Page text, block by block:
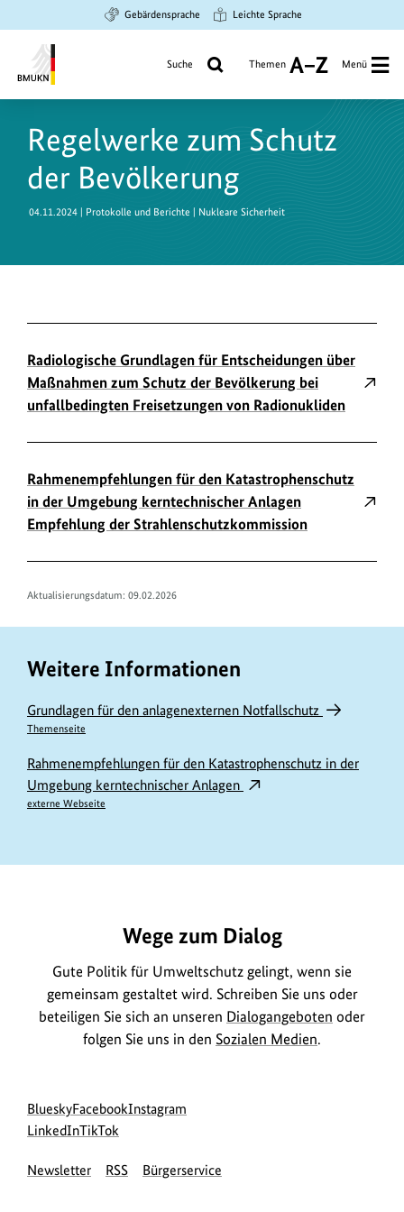
Hauptinhalt
springen
Suche
springen
Hauptnavigation
springen
Gebärdensprache Leichte Sprache
Umwelt,
Klimaschutz,
Naturschutz
Suche Themen
A
Z
Menü
Regelwerke zum Schutz
der Bevölkerung
04.11.2024 | Protokolle und Berichte | Nukleare Sicherheit
Radiologische Grundlagen für Entscheidungen über
Maßnahmen zum Schutz der Bevölkerung bei
unfallbedingten Freisetzungen von Radionukliden
Rahmenempfehlungen für den Katastrophenschutz
in der Umgebung kerntechnischer Anlagen
Empfehlung der Strahlenschutzkommission
Aktualisierungsdatum: 09.02.2026
Weitere Informationen
Grundlagen für den anlagenexternen Notfallschutz
Themenseite
Rahmenempfehlungen für den Katastrophenschutz in der
Umgebung kerntechnischer Anlagen
externe Webseite
Wege zum Dialog
Gute Politik für Umweltschutz gelingt, wenn sie
gemeinsam gestaltet wird. Schreiben Sie uns oder
beteiligen Sie sich an unseren Dialogangeboten oder
folgen Sie uns in den Sozialen Medien.
Social
Media
Blueskyzur
Bluesky-
des
Facebookzur
des
Instagram
des
LinkedInzur
Seite
zur
Seite
TikTok
Newsletter RSS Bürgerservice